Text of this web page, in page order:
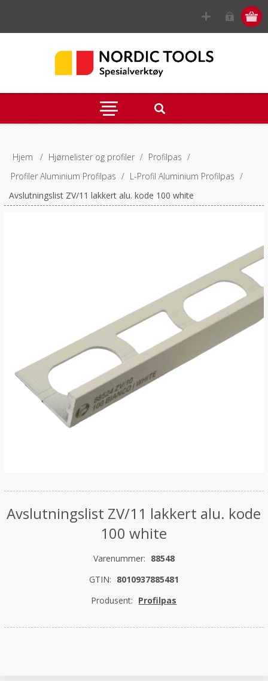
Hjem / Hjørnelister og profiler / Profilpas /
Profiler Aluminium Profilpas / L-Profil Aluminium Profilpas /
Avslutningslist ZV/11 lakkert alu. kode 100 white
Avslutningslist ZV/11 lakkert alu. kode
100 white
Varenummer: 88548
GTIN: 8010937885481
Produsent: Profilpas